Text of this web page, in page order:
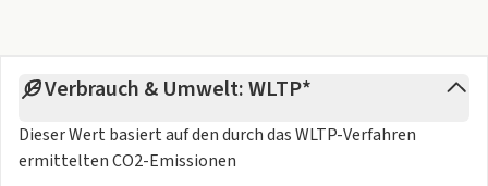
Verbrauch & Umwelt: WLTP*
Dieser Wert basiert auf den durch dasWLTP-Verfahren
ermittelten CO2-Emissionen